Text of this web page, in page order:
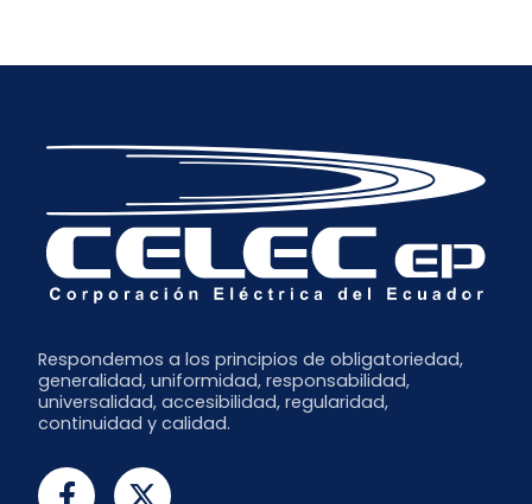
Respondemos a los principios de obligatoriedad,
generalidad, uniformidad, responsabilidad,
universalidad, accesibilidad, regularidad,
continuidad y calidad.